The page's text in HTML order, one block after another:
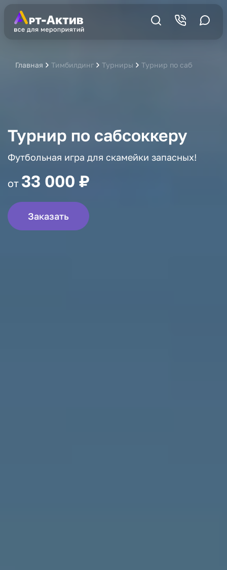
Главная Тимбилдинг Турниры Турнир по сабсоккеру
Турнир по сабсоккеру
Футбольная игра для скамейки запасных!
от 33 000 ₽
Заказать